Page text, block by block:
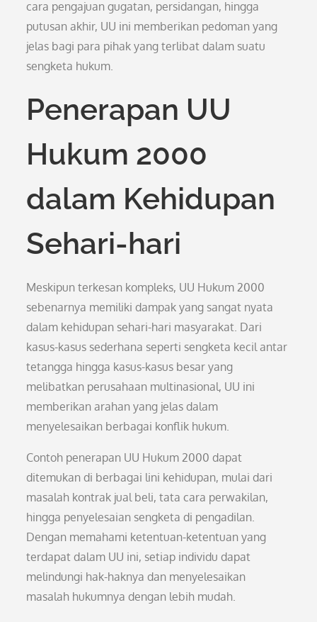
cara pengajuan gugatan, persidangan, hingga
putusan akhir, UU ini memberikan pedoman yang
jelas bagi para pihak yang terlibat dalam suatu
sengketa hukum.
Penerapan UU
Hukum 2000
dalam Kehidupan
Sehari-hari
Meskipun terkesan kompleks, UU Hukum 2000
sebenarnya memiliki dampak yang sangat nyata
dalam kehidupan sehari-hari masyarakat. Dari
kasus-kasus sederhana seperti sengketa kecil antar
tetangga hingga kasus-kasus besar yang
melibatkan perusahaan multinasional, UU ini
memberikan arahan yang jelas dalam
menyelesaikan berbagai konflik hukum.
Contoh penerapan UU Hukum 2000 dapat
ditemukan di berbagai lini kehidupan, mulai dari
masalah kontrak jual beli, tata cara perwakilan,
hingga penyelesaian sengketa di pengadilan.
Dengan memahami ketentuan-ketentuan yang
terdapat dalam UU ini, setiap individu dapat
melindungi hak-haknya dan menyelesaikan
masalah hukumnya dengan lebih mudah.